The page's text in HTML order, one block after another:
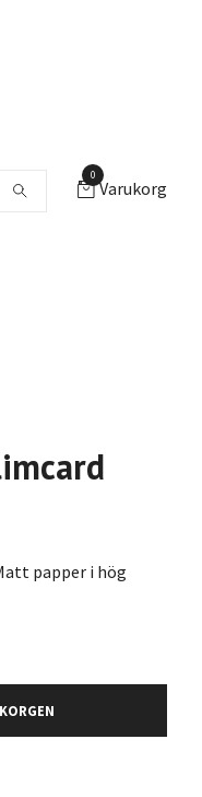
0
Varukorg
papper i hög